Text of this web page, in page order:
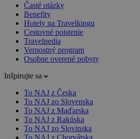
Časté otázky
Benefity
Hotely na Travelkingu
Cestovné poistenie
Travelpedia
Vernostný program
Osobne overené pobyty
Inšpirujte sa
To NAJ z Česka
To NAJ zo Slovenska
To NAJ z Maďarska
To NAJ z Rakúska
To NAJ zo Slovinska
To NAJ z Chorvátska